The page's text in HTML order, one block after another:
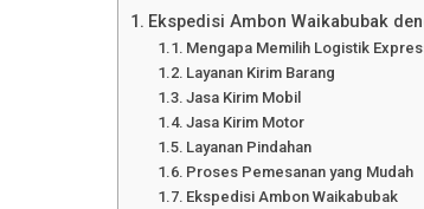
Ekspedisi Ambon Waikabubak
Mengapa Memilih Logistik
Layanan Kirim Barang
Jasa Kirim Mobil
Jasa Kirim Motor
Layanan Pindahan
Proses Pemesanan yang Mudah
Ekspedisi Ambon Waikabubak